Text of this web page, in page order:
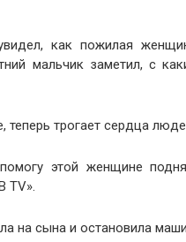
как пожилая
мальчик заметил, с
трогает сердца
этой женщине
TV».
на сына и остановила